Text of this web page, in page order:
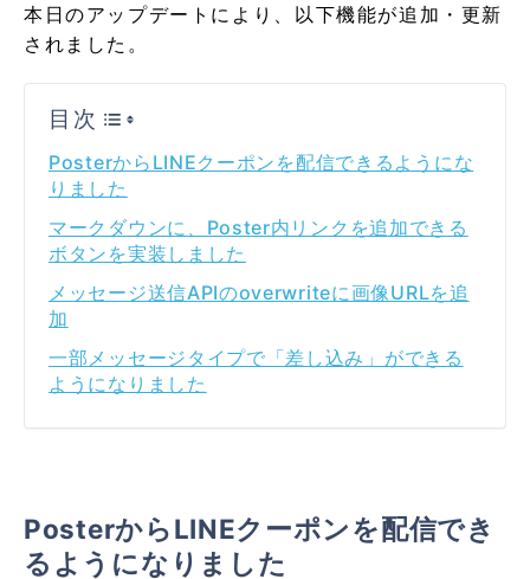
本日のアップデートにより、以下機能が追加・更新
されました。
目次
PosterからLINEクーポンを配信できるようにな
りました
マークダウンに、Poster内リンクを追加できる
ボタンを実装しました
メッセージ送信APIのoverwriteに画像URLを追
加
一部メッセージタイプで「差し込み」ができる
ようになりました
PosterからLINEクーポンを配信でき
るようになりました